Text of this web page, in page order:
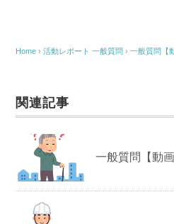
Home ›活動レポート 一般質問 ›一般質問【
関連記事
一般質問【動